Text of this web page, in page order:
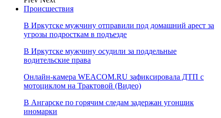
Происшествия
В Иркутске мужчину отправили под домашний арест за
угрозы подросткам в подъезде
В Иркутске мужчину осудили за поддельные
водительские права
Онлайн-камера WEACOM.RU зафиксировала ДТП с
мотоциклом на Трактовой (Видео)
В Ангарске по горячим следам задержан угонщик
иномарки